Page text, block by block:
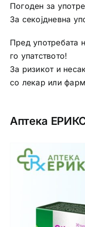
Погоден за
За секојдневна
Пред употребата
го упатството!
За ризикот и
со лекар или
Аптека